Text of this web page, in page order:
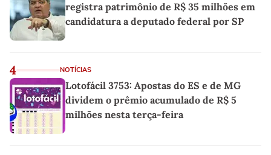
registra patrimônio de R$ 35 milhões em
candidatura a deputado federal por SP
4 NOTÍCIAS
Lotofácil 3753: Apostas do ES e de MG
dividem o prêmio acumulado de R$ 5
milhões nesta terça-feira